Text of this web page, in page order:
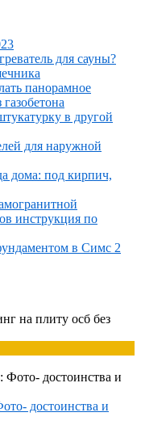
для сауны?
панорамное
в другой
для наружной
дома: под кирпич,
инструкция по
в Симс 2
на плиту осб без
достоинства и